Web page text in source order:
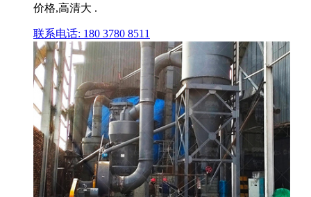
价格,高清大 .
联系电话: 180 3780 8511